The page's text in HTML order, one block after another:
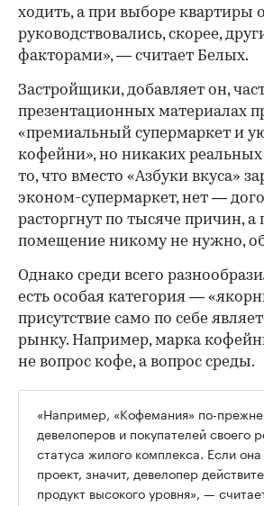
ходить, а при выборе квартиры
руководствовались, скорее,
факторами», — считает Белых.
Застройщики, добавляет он,
презентационных материалах
«премиальный супермаркет и
кофейни», но никаких реальных
то, что вместо «Азбуки вкуса»
эконом-супермаркет, нет —
расторгнут по тысяче причин, а
помещение никому не нужно,
Однако среди всего
есть особая категория —
присутствие само по себе
рынку. Например, марка
не вопрос кофе, а вопрос среды.
«Например, «Кофемания» по-
девелоперов и покупателей своего
статуса жилого комплекса. Если она
проект, значит, девелопер
продукт высокого уровня», —